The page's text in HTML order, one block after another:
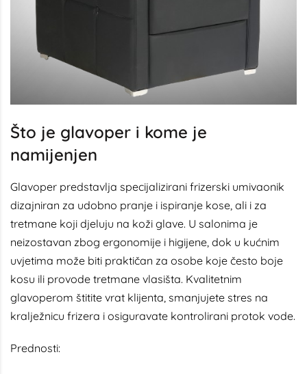
Što je glavoper i kome je
namijenjen
Glavoper predstavlja specijalizirani frizerski umivaonik
dizajniran za udobno pranje i ispiranje kose, ali i za
tretmane koji djeluju na koži glave. U salonima je
neizostavan zbog ergonomije i higijene, dok u kućnim
uvjetima može biti praktičan za osobe koje često boje
kosu ili provode tretmane vlasišta. Kvalitetnim
glavoperom štitite vrat klijenta, smanjujete stres na
kralježnicu frizera i osiguravate kontrolirani protok vode.
Prednosti: